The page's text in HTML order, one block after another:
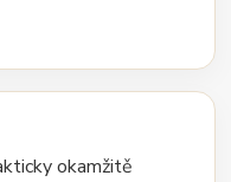
okamžitě